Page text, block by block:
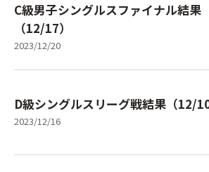
C級男子シングルスファイナル結果
（12/17）
2023/12/20
D級シングルスリーグ戦結果（12/10
2023/12/16